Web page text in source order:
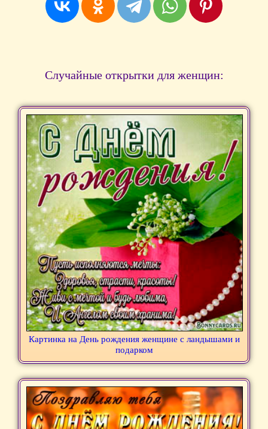
Случайные открытки для женщин:
Картинка на День рождения женщине с ландышами и
подарком